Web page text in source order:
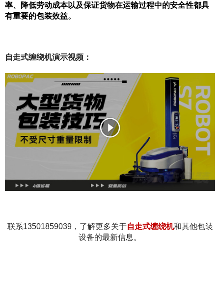
率、降低劳动成本以及保证货物在运输过程中的安全性都具
有重要的包装效益。
自走式缠绕机演示视频：
联系13501859039，了解更多关于自走式缠绕机和其他包装
设备的最新信息。